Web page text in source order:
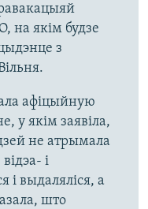
на якім будзе
з
афіцыйную
у якім заявіла,
не атрымала
і
і выдаляліся, а
што